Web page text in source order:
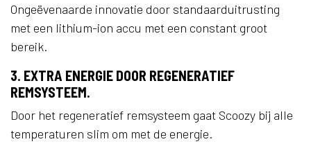
Ongeëvenaarde innovatie door standaarduitrusting
met een lithium-ion accu met een constant groot
bereik.
3. EXTRA ENERGIE DOOR REGENERATIEF
REMSYSTEEM.
Door het regeneratief remsysteem gaat Scoozy bij alle
temperaturen slim om met de energie.